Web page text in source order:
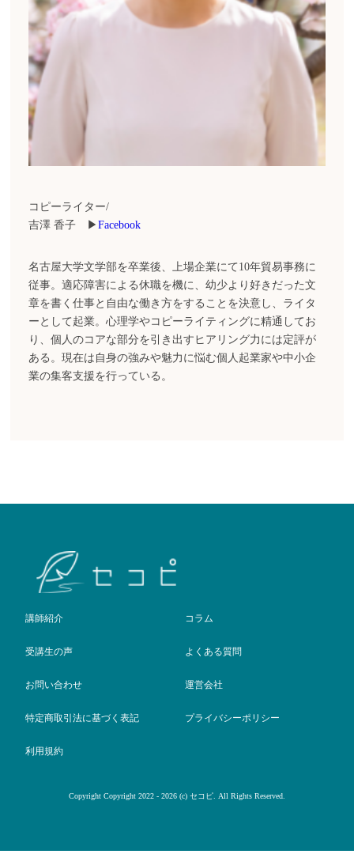
コピーライター/
吉澤 香子 ▶ Facebook
名古屋大学文学部を卒業後、上場企業にて10年貿易事務に
従事。適応障害による休職を機に、幼少より好きだった文
章を書く仕事と自由な働き方をすることを決意し、ライタ
ーとして起業。心理学やコピーライティングに精通してお
り、個人のコアな部分を引き出すヒアリング力には定評が
ある。現在は自身の強みや魅力に悩む個人起業家や中小企
業の集客支援を行っている。
講師紹介 コラム
受講生の声 よくある質問
お問い合わせ 運営会社
特定商取引法に基づく表記 プライバシーポリシー
利用規約
Copyright Copyright 2022 - 2026 (c) セコピ. All Rights Reserved.